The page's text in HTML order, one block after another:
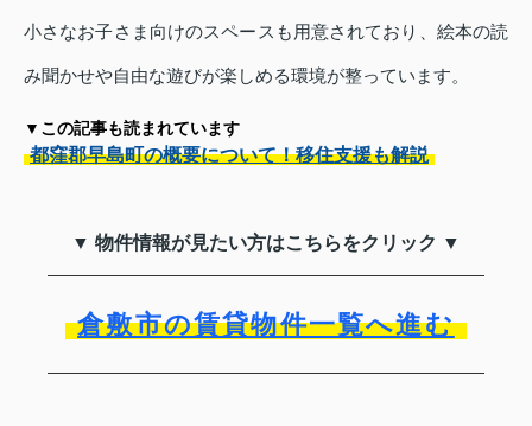
小さなお子さま向けのスペースも用意されており、絵本の読
み聞かせや自由な遊びが楽しめる環境が整っています。
▼この記事も読まれています
都窪郡早島町の概要について！移住支援も解説
▼ 物件情報が見たい方はこちらをクリック ▼
倉敷市の賃貸物件一覧へ進む